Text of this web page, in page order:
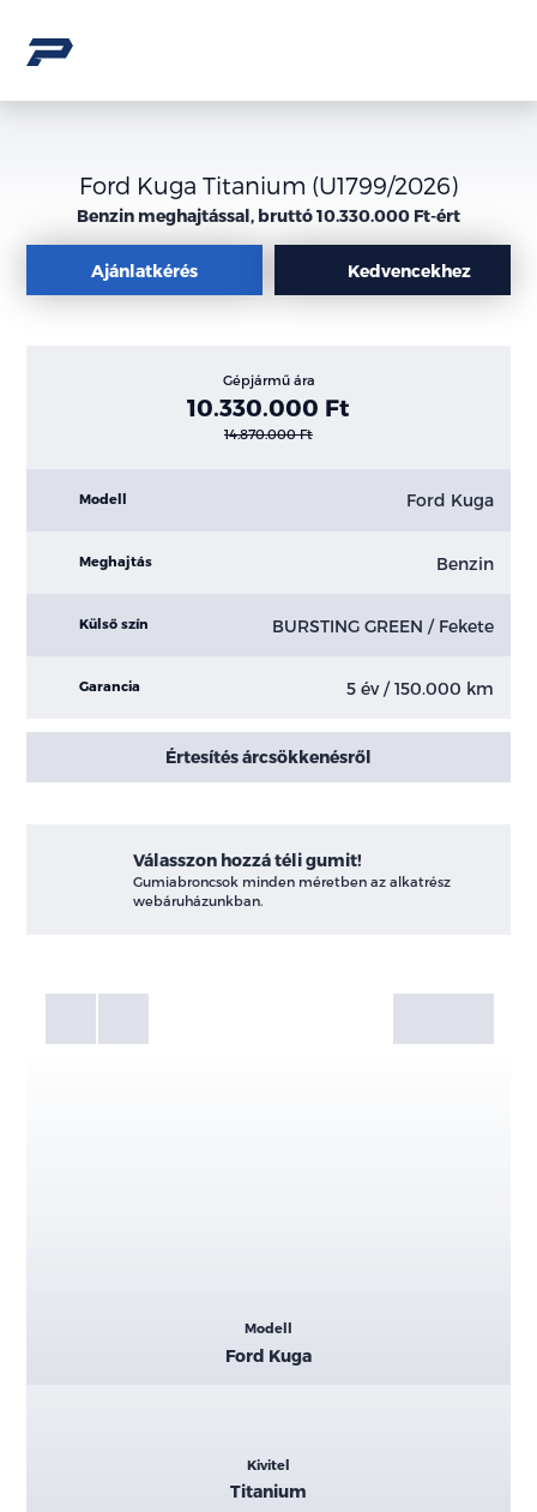
Ford Kuga Titanium (U1799/2026)
Benzin meghajtással, bruttó 10.330.000 Ft-ért
Ajánlatkérés Kedvencekhez
Gépjármű ára
10.330.000 Ft
14.870.000 Ft
Modell Ford Kuga
Meghajtás Benzin
Külső szín BURSTING GREEN / Fekete
Garancia 5 év / 150.000 km
Értesítés árcsökkenésről
Válasszon hozzá téli gumit!
Gumiabroncsok minden méretben az alkatrész
webáruházunkban.
Galéria
Modell
Ford Kuga
Kivitel
Titanium